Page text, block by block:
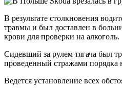
В результате столкновения
травмы и был доставлен в
крови для проверки на алкоголь.
Сидевший за рулем тягача был
проведенный стражами порядка
Ведется установление всех